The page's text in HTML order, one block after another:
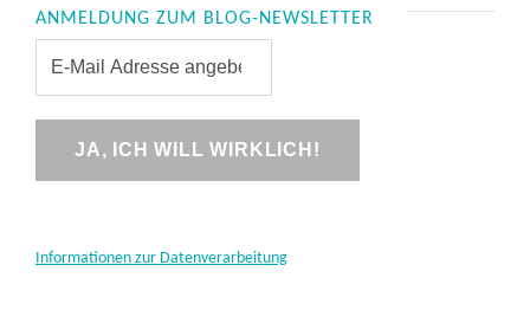
ANMELDUNG ZUM BLOG-NEWSLETTER
Informationen zur Datenverarbeitung